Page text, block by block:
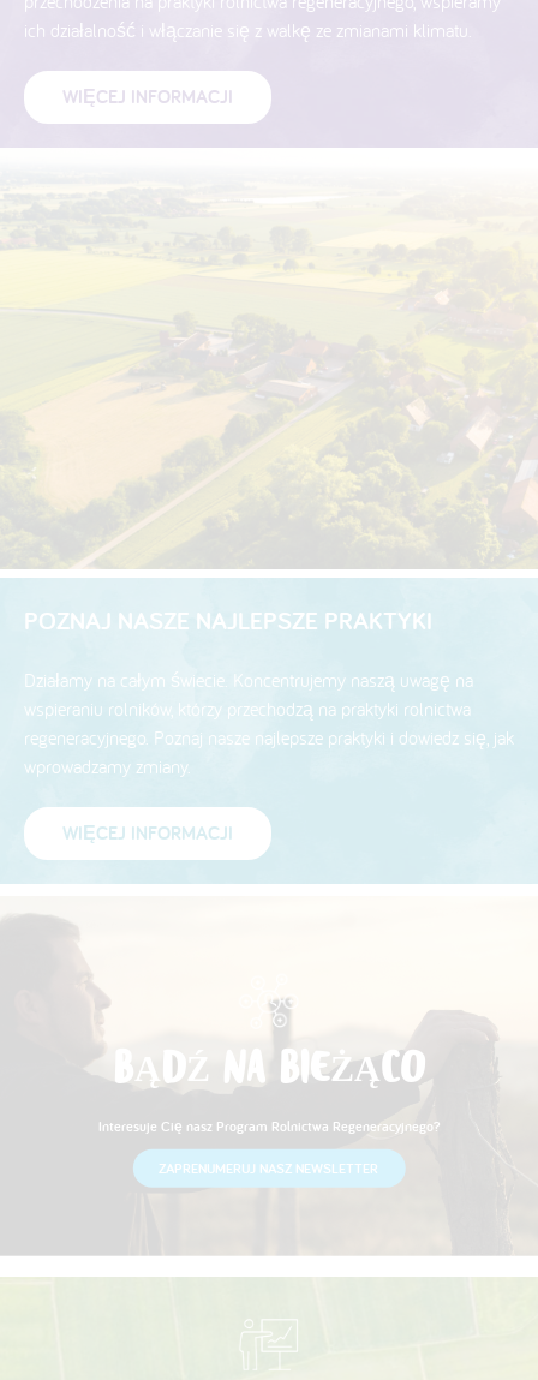
ich działalność i włączanie się z walkę ze zmianami klimatu.
WIĘCEJ INFORMACJI
POZNAJ NASZE NAJLEPSZE PRAKTYKI
Działamy na całym świecie. Koncentrujemy naszą uwagę na
wspieraniu rolników, którzy przechodzą na praktyki rolnictwa
regeneracyjnego. Poznaj nasze najlepsze praktyki i dowiedz się, jak
wprowadzamy zmiany.
WIĘCEJ INFORMACJI
BĄDŹ NA BIEŻĄCO
Interesuje Cię nasz Program Rolnictwa Regeneracyjnego?
ZAPRENUMERUJ NASZ NEWSLETTER